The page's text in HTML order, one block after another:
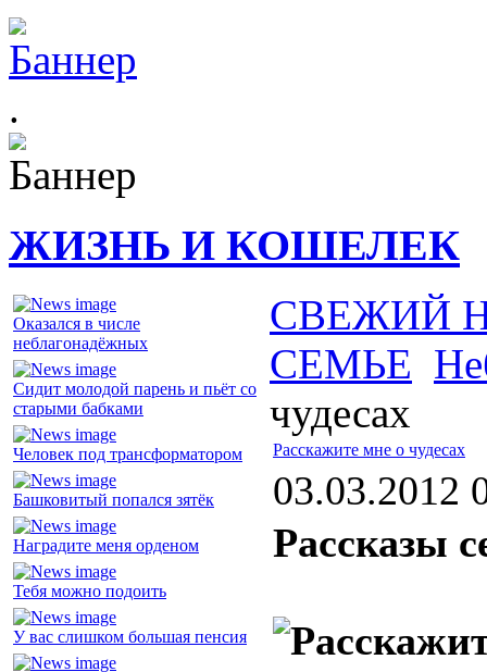
.
ЖИЗНЬ И КОШЕЛЕК
Оказался в числе
неблагонадёжных
Сидит молодой парень и пьёт со
старыми бабками
Человек под трансформатором
Башковитый попался зятёк
Наградите меня орденом
Тебя можно подоить
У вас слишком большая пенсия
СВЕЖИЙ
СЕМЬЕ
чудесах
Расскажите мне о чудесах
03.03.2012
Рассказы